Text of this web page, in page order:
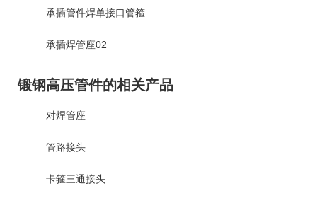
承插管件焊单接口管箍
承插焊管座02
锻钢高压管件的相关产品
对焊管座
管路接头
卡箍三通接头